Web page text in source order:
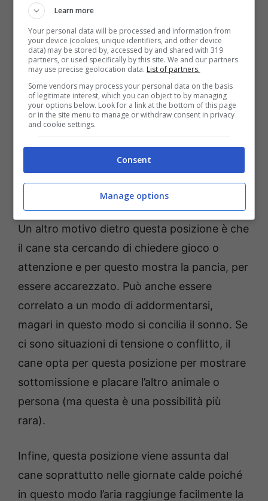
ot11ot2.it
Ma nel caso della posizione sdraiato a
pancia in su, cosa dovremmo sapere?
Ebbene, non c’è nulla di cui preoccuparsi,
anzi. Infatti il nostro cane potrebbe assumere
questa posizione perché prova fiducia in noi,
il loro padrone, e si trova bene in casa. Infatti,
stando a pancia in su il cane è più vulnerabile
ma si sente sicuro e protetto in quel luogo,
tanto che decide di mettersi così.
Un altro motivo dietro questa posizione è che
il cane sta cercando di chiedere gioco o
attenzione e per questo mostra la pancia, per
essere accarezzato. Può anche essere
correlato a un modo di addormentarsi,
magari in questo modo si concilia il sonno. Se
ci sono situazioni di tensione o conflitto, il
cane opta per questa posizione per mostrare
sottomissione e placare l’altro animale o
persona (ma questa è una possibilità più
rara).
Infine, questa posizione viene assunta dal
cane soprattutto nelle giornate calde poiché
in questo modo l’aria raggiunge facilmente la
Learn more
Your personal data will be processed and information from
your device (cookies, unique identifiers, and other device
data) may be stored by, accessed by and shared with 319
partners, or used specifically by this site. We and our partners
may use precise geolocation data. List of partners.
Some vendors may process your personal data on the basis
of legitimate interest, which you can object to by managing
your options below. Look for a link at the bottom of this page
or in the site menu to manage or withdraw consent in privacy
and cookie settings.
Consent
Manage options